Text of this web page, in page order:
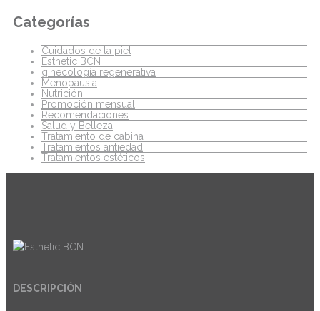
Categorías
Cuidados de la piel
Esthetic BCN
ginecología regenerativa
Menopausia
Nutrición
Promoción mensual
Recomendaciones
Salud y Belleza
Tratamiento de cabina
Tratamientos antiedad
Tratamientos estéticos
DESCRIPCIÓN